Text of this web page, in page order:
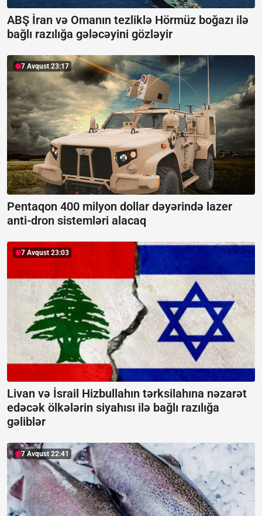
ABŞ İran və Omanın tezliklə Hörmüz boğazı ilə
bağlı razılığa gələcəyini gözləyir
7 Avqust 23:17
Pentaqon 400 milyon dollar dəyərində lazer
anti-dron sistemləri alacaq
7 Avqust 23:03
Livan və İsrail Hizbullahın tərksilahına nəzarət
edəcək ölkələrin siyahısı ilə bağlı razılığa
gəliblər
7 Avqust 22:41